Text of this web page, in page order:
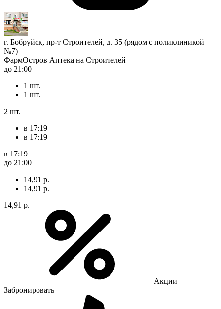
г. Бобруйск, пр-т Строителей, д. 35 (рядом с поликлиникой
№7)
ФармОстров Аптека на Строителей
до 21:00
1 шт.
1 шт.
2 шт.
в 17:19
в 17:19
в 17:19
до 21:00
14,91 р.
14,91 р.
14,91 р.
Акции
Забронировать